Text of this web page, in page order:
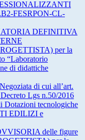
FESRPON-CL-
DEFINITIVA
per la
“Laboratorio
di didattiche
di cui all’art.
Lgs n.50/2016
Dotazioni tecnologiche
EDILIZI e
delle figure